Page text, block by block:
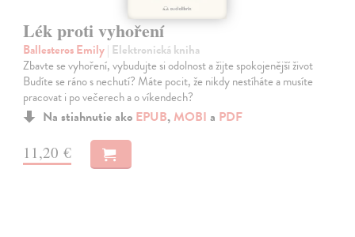
Lék proti vyhoření
Ballesteros Emily| Elektronická kniha
Zbavte se vyhoření, vybudujte si odolnost a žijte spokojenější život
Budíte se ráno s nechutí? Máte pocit, že nikdy nestíháte a musíte
pracovat i po večerech a o víkendech?
Na stiahnutie ako EPUB, MOBI a PDF
11,20 €